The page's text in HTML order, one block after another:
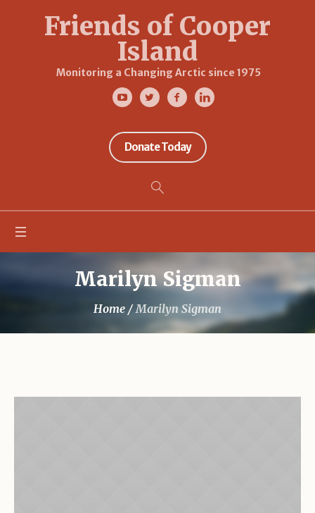
Friends of Cooper
Island
Monitoring a Changing Arctic since 1975
Donate Today
Marilyn Sigman
Home /Marilyn Sigman